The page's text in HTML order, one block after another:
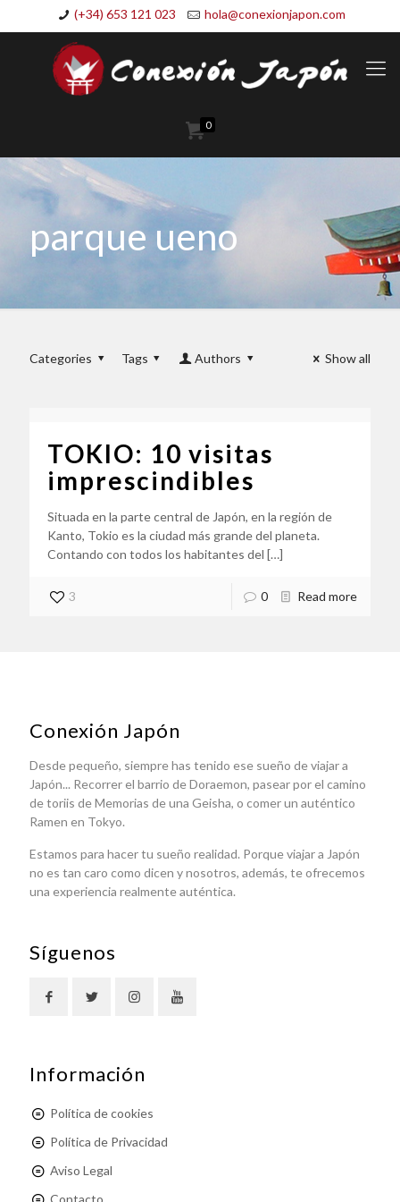
(+34) 653 121 023 hola@conexionjapon.com
0
parque ueno
Categories Tags Authors Show all
TOKIO: 10 visitas
imprescindibles
Situada en la parte central de Japón, en la región de
Kanto, Tokio es la ciudad más grande del planeta.
Contando con todos los habitantes del […]
3 0 Read more
Conexión Japón
Desde pequeño, siempre has tenido ese sueño de viajar a
Japón... Recorrer el barrio de Doraemon, pasear por el camino
de toriis de Memorias de una Geisha, o comer un auténtico
Ramen en Tokyo.
Estamos para hacer tu sueño realidad. Porque viajar a Japón
no es tan caro como dicen y nosotros, además, te ofrecemos
una experiencia realmente auténtica.
Síguenos
Información
Política de cookies
Política de Privacidad
Aviso Legal